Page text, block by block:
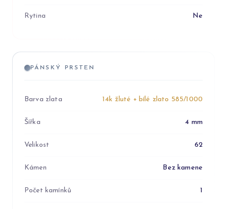
Rytina Ne
PÁNSKÝ PRSTEN
Barva zlata 14k žluté + bílé zlato 585/1000
Šířka 4 mm
Velikost 62
Kámen Bez kamene
Počet kamínků 1